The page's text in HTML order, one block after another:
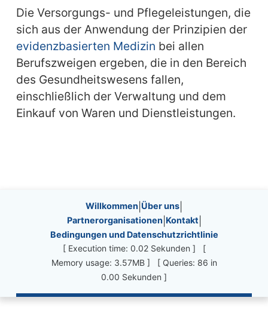
Die Versorgungs- und Pflegeleistungen, die
sich aus der Anwendung der Prinzipien der
evidenzbasierten Medizin bei allen
Berufszweigen ergeben, die in den Bereich
des Gesundheitswesens fallen,
einschließlich der Verwaltung und dem
Einkauf von Waren und Dienstleistungen.
Site information, links, etc.
Willkommen Über uns
Partnerorganisationen Kontakt
Bedingungen und Datenschutzrichtlinie
[ Execution time: 0.02 Sekunden ] [
Memory usage: 3.57MB ] [ Queries: 86 in
0.00 Sekunden ]